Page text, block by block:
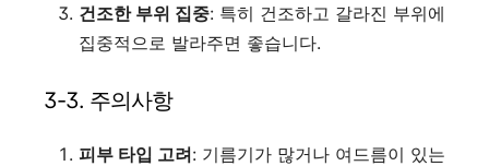
건조한 부위 집중: 특히 건조하고 갈라진 부위에
집중적으로 발라주면 좋습니다.
3-3. 주의사항
피부 타입 고려: 기름기가 많거나 여드름이 있는